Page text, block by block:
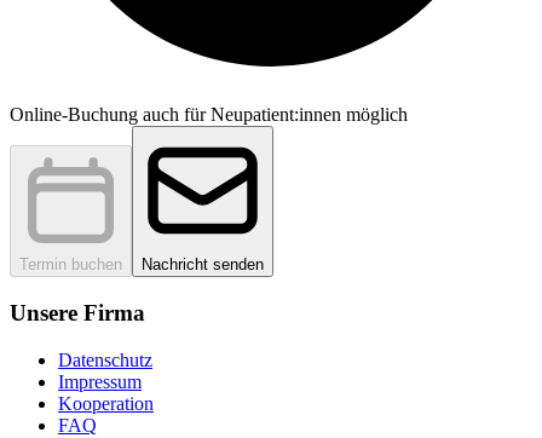
Online-Buchung auch für Neupatient:innen möglich
Termin buchen Nachricht senden
Unsere Firma
Datenschutz
Impressum
Kooperation
FAQ